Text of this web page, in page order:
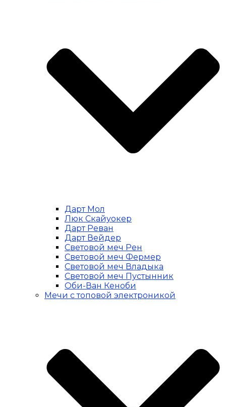
Дарт Мол
Люк Скайуокер
Дарт Реван
Дарт Вейдер
Световой меч Рен
Световой меч Фермер
Световой меч Владыка
Световой меч Пустынник
Оби-Ван Кеноби
Мечи с топовой электроникой